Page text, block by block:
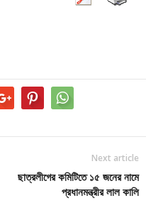
Next article
ছাত্রলীগের কমিটিতে ১৫ জনের নামে
প্রধানমন্ত্রীর লাল কালি